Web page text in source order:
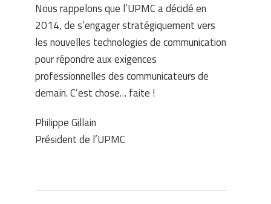
Nous rappelons que l’UPMC a décidé en
2014, de s’engager stratégiquement vers
les nouvelles technologies de communication
pour répondre aux exigences
professionnelles des communicateurs de
demain. C’est chose… faite !
Philippe Gillain
Président de l’UPMC